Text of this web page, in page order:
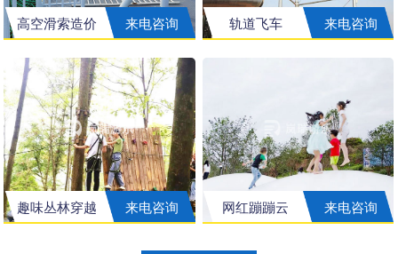
高空滑索造价 来电咨询 轨道飞车 来电咨询
趣味丛林穿越 来电咨询 网红蹦蹦云 来电咨询